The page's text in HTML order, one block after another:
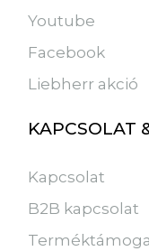
Youtube
Facebook
Liebherr akció
KAPCSOLAT
Kapcsolat
B2B kapcsolat